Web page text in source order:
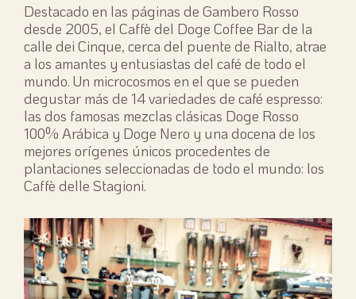
Destacado en las páginas de Gambero Rosso
desde 2005, el Caffè del Doge Coffee Bar de la
calle dei Cinque, cerca del puente de Rialto, atrae
a los amantes y entusiastas del café de todo el
mundo. Un microcosmos en el que se pueden
degustar más de 14 variedades de café espresso:
las dos famosas mezclas clásicas Doge Rosso
100% Arábica y Doge Nero y una docena de los
mejores orígenes únicos procedentes de
plantaciones seleccionadas de todo el mundo: los
Caffè delle Stagioni.